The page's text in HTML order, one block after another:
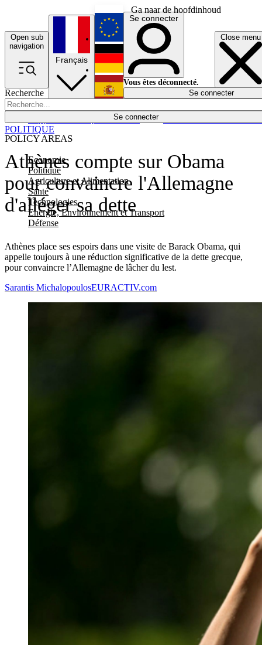
Ga naar de hoofdinhoud
Open sub
navigation
Close menu
Recherche
Se connecter
POLICY AREAS
Economie
Politique
Agriculture et Alimentation
Santé
Technologies
Energie, Environnement et Transport
Défense
Économie
Français
English
Deutsch
Español
Se connecter
Vous êtes déconnecté.
Se connecter
Athènes compte sur Obama
pour convaincre l'Allemagne
d'alléger sa dette
Athènes place ses espoirs dans une visite de Barack Obama, qui
appelle toujours à une réduction significative de la dette grecque,
pour convaincre l’Allemagne de lâcher du lest.
POLITIQUE
Sarantis MichalopoulosEURACTIV.com